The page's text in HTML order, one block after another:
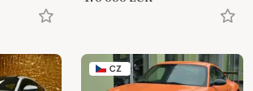
CZ